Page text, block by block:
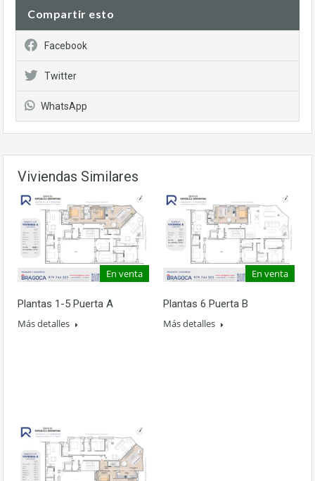
Compartir esto
Facebook
Twitter
WhatsApp
Viviendas Similares
En venta
Plantas 1-5 Puerta A
Más detalles
En venta
Plantas 6 Puerta B
Más detalles